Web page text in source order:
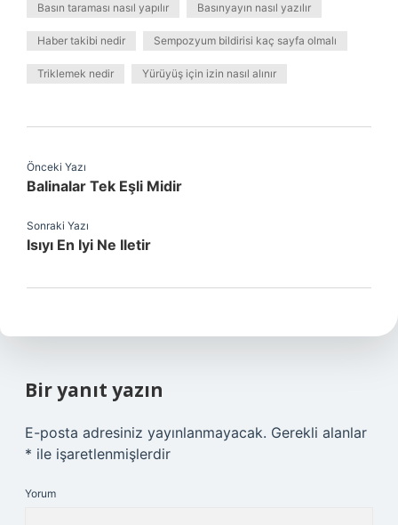
Basın taraması nasıl yapılır Basınyayın nasıl yazılır
Haber takibi nedir Sempozyum bildirisi kaç sayfa olmalı
Triklemek nedir Yürüyüş için izin nasıl alınır
Önceki Yazı
Balinalar Tek Eşli Midir
Sonraki Yazı
Isıyı En Iyi Ne Iletir
Bir yanıt yazın
E-posta adresiniz yayınlanmayacak. Gerekli alanlar
* ile işaretlenmişlerdir
Yorum